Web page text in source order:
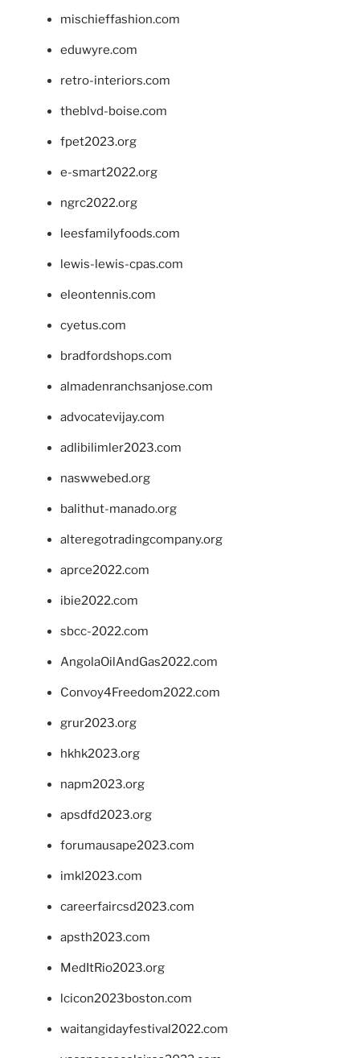
mischieffashion.com
eduwyre.com
retro-interiors.com
theblvd-boise.com
fpet2023.org
e-smart2022.org
ngrc2022.org
leesfamilyfoods.com
lewis-lewis-cpas.com
eleontennis.com
cyetus.com
bradfordshops.com
almadenranchsanjose.com
advocatevijay.com
adlibilimler2023.com
naswwebed.org
balithut-manado.org
alteregotradingcompany.org
aprce2022.com
ibie2022.com
sbcc-2022.com
AngolaOilAndGas2022.com
Convoy4Freedom2022.com
grur2023.org
hkhk2023.org
napm2023.org
apsdfd2023.org
forumausape2023.com
imkl2023.com
careerfaircsd2023.com
apsth2023.com
MedItRio2023.org
lcicon2023boston.com
waitangidayfestival2022.com